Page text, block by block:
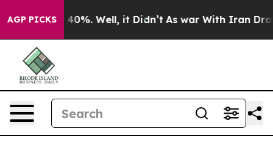
AGP PICKS
Around 40%. Well, it Didn’t As war With Iran Drove